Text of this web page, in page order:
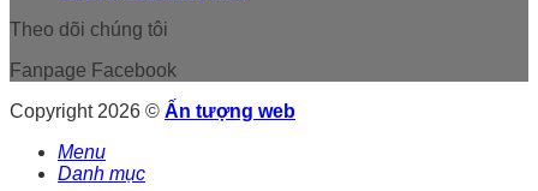
Theo dõi chúng tôi
Fanpage Facebook
Copyright 2026 © Ấn tượng web
Menu
Danh mục